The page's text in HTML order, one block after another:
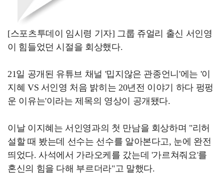
[ST포토] 문정민, 버디 성공
[스포츠투데이 임시령 기자] 그룹 쥬얼리 출신 서인영
이 힘들었던 시절을 회상했다.
21일 공개된 유튜브 채널 '밉지않은 관종언니'에는 '이
지혜 VS 서인영 처음 밝히는 20년전 이야기 하다 펑펑
운 이유는'이라는 제목의 영상이 공개됐다.
이날 이지혜는 서인영과의 첫 만남을 회상하며 "리허
설할 때 봤는데 선수는 선수를 알아본다고, 눈에 완전
띄었다. 사석에서 가라오케를 갔는데 '가르쳐줘요'를
혼신의 힘을 다해 부르더라"고 말했다.